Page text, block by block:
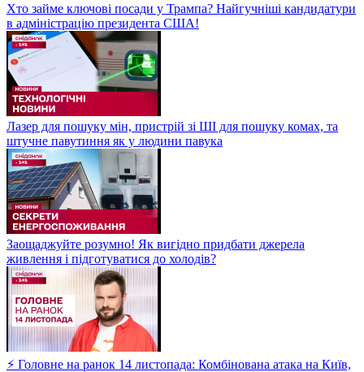
Хто займе ключові посади у Трампа? Найгучніші кандидатури
в адміністрацію президента США!
Лазер для пошуку мін, пристрій зі ШІ для пошуку комах, та
штучне павутиння як у людини павука
Заощаджуйте розумно! Як вигідно придбати джерела
живлення і підготуватися до холодів?
⚡ Головне на ранок 14 листопада: Комбінована атака на Київ,